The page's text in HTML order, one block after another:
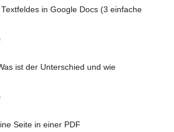
in Google Docs (3 einfache
ist der Unterschied und wie
Seite in einer PDF